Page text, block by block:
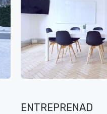
ENTREPRENAD